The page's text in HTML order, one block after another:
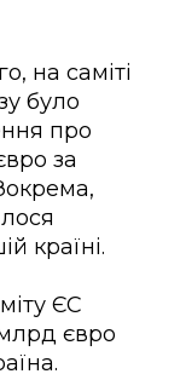
на саміті
було
про
за
країні.
ЄС
євро